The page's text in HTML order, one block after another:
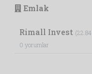
Emlak
Rimall Invest
0 yorumlar